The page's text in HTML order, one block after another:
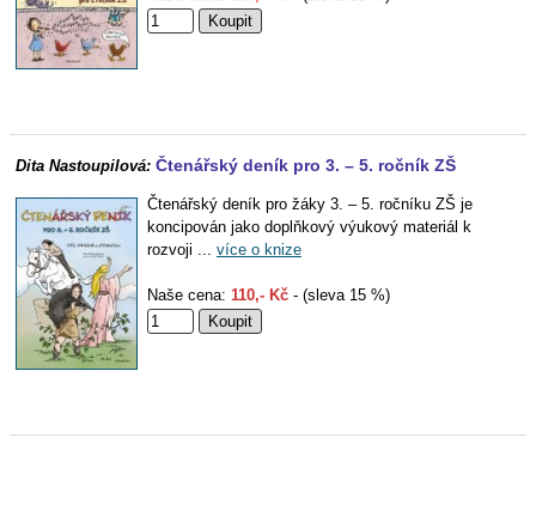
Dita Nastoupilová: Čtenářský deník pro 3. – 5. ročník ZŠ
Čtenářský deník pro žáky 3. – 5. ročníku ZŠ je
koncipován jako doplňkový výukový materiál k
rozvoji ... více o knize
Naše cena: 110,- Kč - (sleva 15 %)